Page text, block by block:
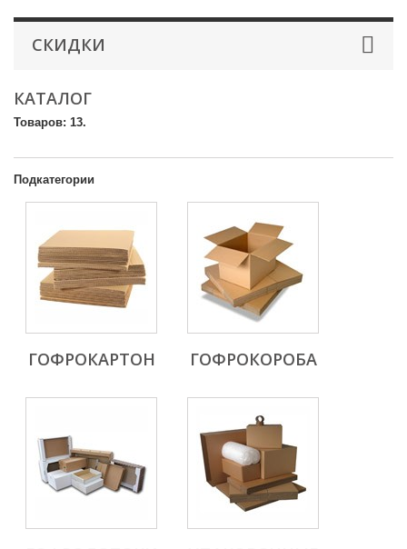
СКИДКИ
КАТАЛОГ
Товаров: 13.
Подкатегории
ГОФРОКАРТОН ГОФРОКОРОБА